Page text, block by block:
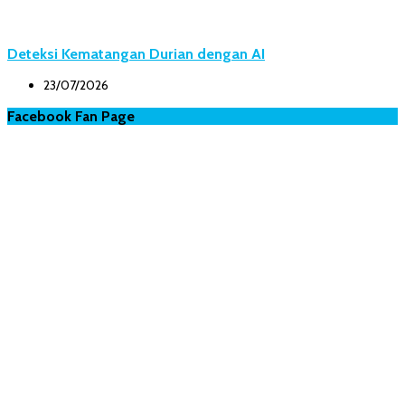
Deteksi Kematangan Durian dengan AI
23/07/2026
Facebook Fan Page